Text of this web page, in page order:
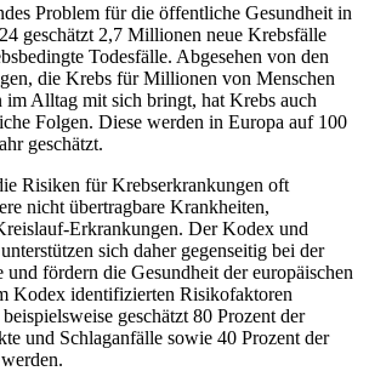
Problem für die öffentliche Gesundheit in
geschätzt 2,7 Millionen neue Krebsfälle
Todesfälle. Abgesehen von den
die Krebs für Millionen von Menschen
im Alltag mit sich bringt, hat Krebs auch
Folgen. Diese werden in Europa auf 100
geschätzt.
Risiken für Krebserkrankungen oft
nicht übertragbare Krankheiten,
Erkrankungen. Der Kodex und
unterstützen sich daher gegenseitig bei der
fördern die Gesundheit der europäischen
Kodex identifizierten Risikofaktoren
geschätzt 80 Prozent der
und Schlaganfälle sowie 40 Prozent der